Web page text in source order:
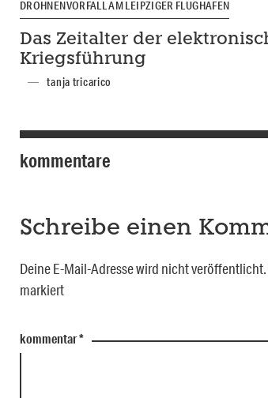
DROHNENVORFALL AM LEIPZIGER FLUGHAFEN
Das Zeitalter der
Kriegsführung
tanja tricarico
kommentare
Schreibe einen
Deine E-Mail-Adresse wird nicht veröffentlicht.
markiert
kommentar*